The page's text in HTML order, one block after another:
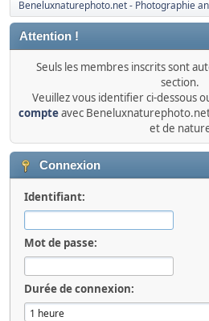
Beneluxnaturephoto.net - Photographie
Attention !
Seuls les membres inscrits sont
section.
Veuillez vous identifier ci-dessous
compteavec
et de
Connexion
Identifiant:
Mot de passe:
Durée de connexion: